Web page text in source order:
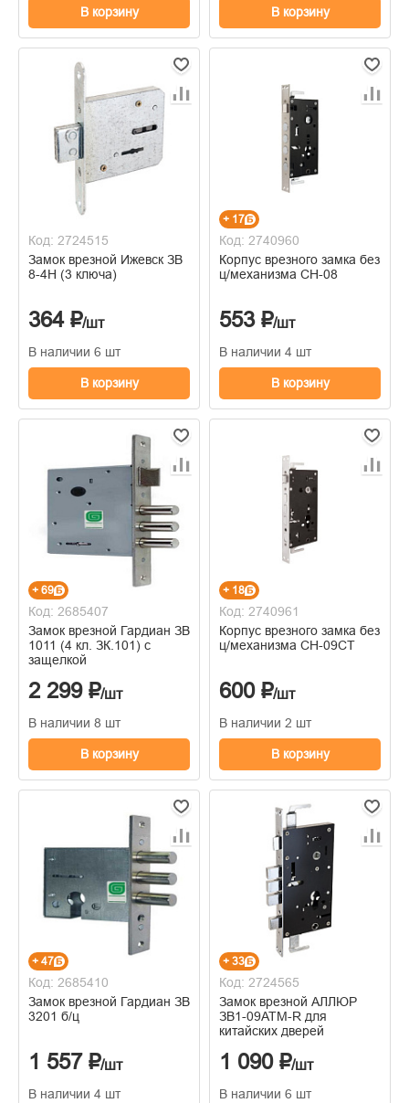
В корзину В корзину
Код: 2724515
Замок врезной Ижевск ЗВ
8-4Н (3 ключа)
364 ₽/шт
В наличии 6 шт
В корзину
+ 17
Код: 2740960
Корпус врезного замка без
ц/механизма CH-08
553 ₽/шт
В наличии 4 шт
В корзину
+ 69
Код: 2685407
Замок врезной Гардиан ЗВ
1011 (4 кл. ЗК.101) с
защелкой
2 299 ₽/шт
В наличии 8 шт
В корзину
+ 18
Код: 2740961
Корпус врезного замка без
ц/механизма CH-09CT
600 ₽/шт
В наличии 2 шт
В корзину
+ 47
Код: 2685410
Замок врезной Гардиан ЗВ
3201 б/ц
1 557 ₽/шт
В наличии 4 шт
+ 33
Код: 2724565
Замок врезной АЛЛЮР
ЗВ1-09АТМ-R для
китайских дверей
1 090 ₽/шт
В наличии 6 шт